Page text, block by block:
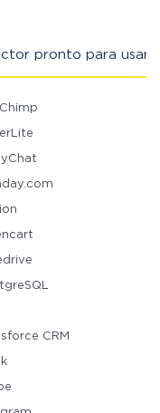
pronto para usar)
CRM